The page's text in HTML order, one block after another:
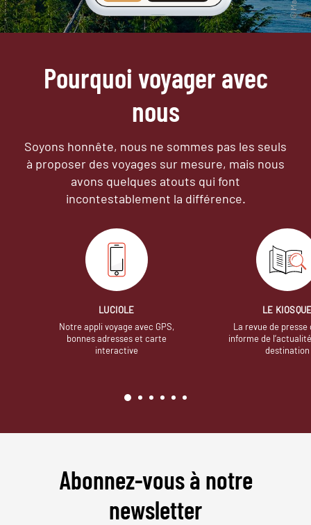
Pourquoi voyager avec
nous
Soyons honnête, nous ne sommes pas les seuls
à proposer des voyages sur mesure, mais nous
avons quelques atouts qui font
incontestablement la différence.
LUCIOLE
Notre appli voyage avec GPS,
bonnes adresses et carte
interactive
LE
La revue de presse
informe de
destination
Abonnez-vous à notre
newsletter